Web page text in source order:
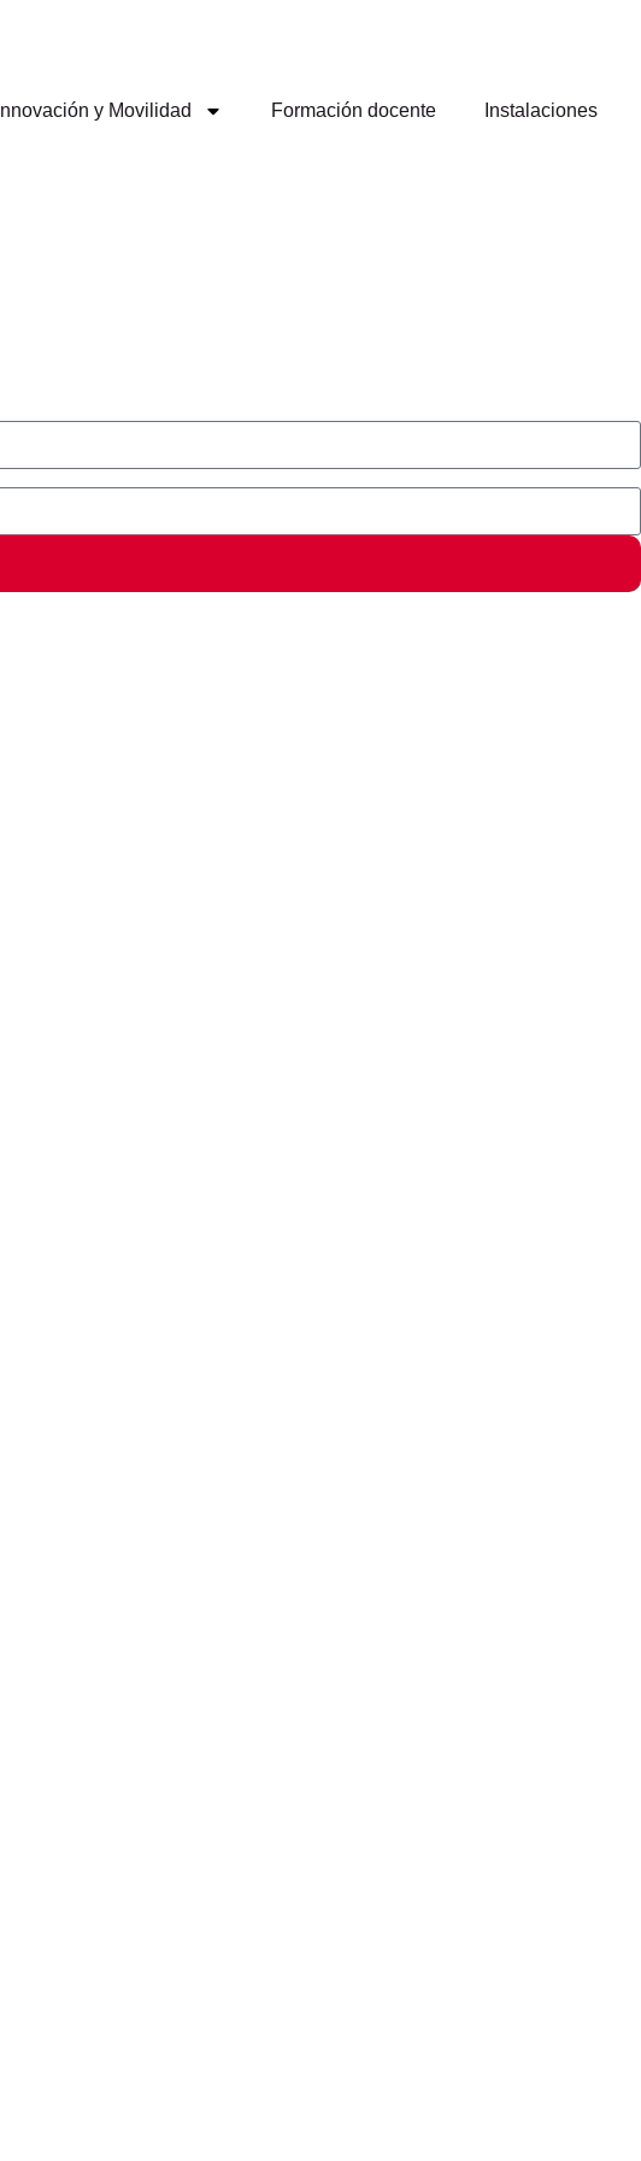
Innovación y Movilidad Formación docente Instalaciones